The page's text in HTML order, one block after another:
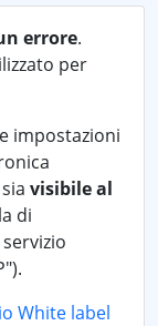
errore.
per
impostazioni
visibile al
di
White label